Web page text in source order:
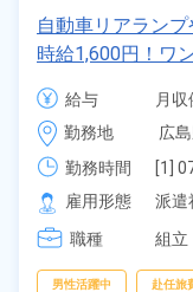
自動車リアラン
時給1,600円！ワ
★日払い制度あ
イカー通勤OK！
給与
月
時
勤務地
広
勤務時間
[1]
[2]
[3]
雇用形態
派遣
職種
組立
男性活躍中 赴任旅